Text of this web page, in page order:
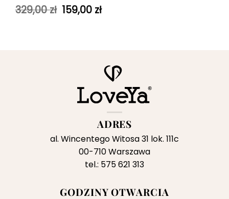
329,00zł Pierwotna
cena
159,00 złAktualna
ADRES
al. Wincentego Witosa 31 lok. 111c
00-710 Warszawa
tel.: 575 621 313
GODZINY OTWARCIA